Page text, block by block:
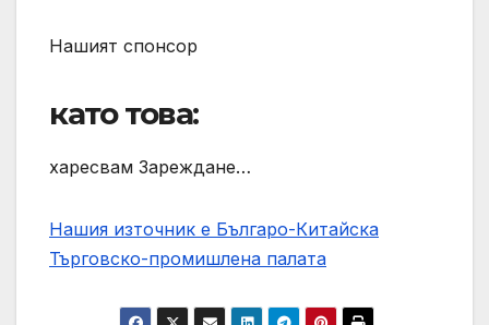
Нашият спонсор
като това:
харесвам Зареждане…
Нашия източник е Българо-Китайска
Търговско-промишлена палaта